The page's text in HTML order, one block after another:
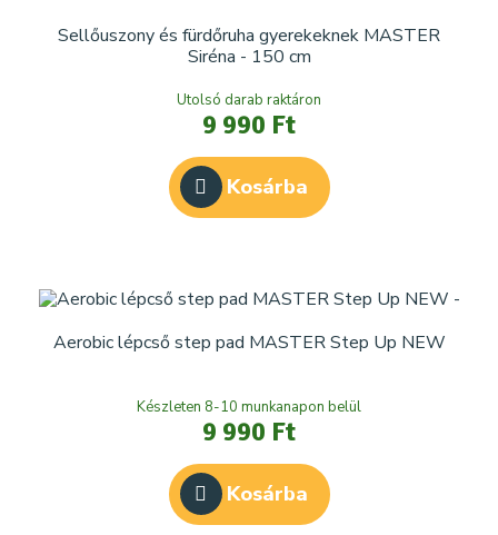
Sellőuszony és fürdőruha gyerekeknek MASTER
Siréna - 150 cm
Utolsó darab raktáron
9 990 Ft
Kosárba
Aerobic lépcső step pad MASTER Step Up NEW
Készleten 8-10 munkanapon belül
9 990 Ft
Kosárba